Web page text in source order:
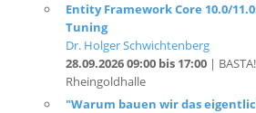
Dr. Holger Schwichtenberg
28.09.2026 09:00 bis 17:00
Rheingoldhalle
"Warum bauen wir das
Mapping vom Backlog-Chaos
André Krämer